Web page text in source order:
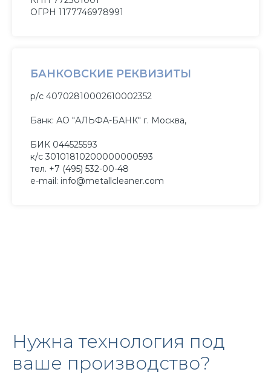
ОГРН 1177746978991
БАНКОВСКИЕ РЕКВИЗИТЫ
р/с 40702810002610002352
Банк: АО "АЛЬФА-БАНК" г. Москва,
БИК 044525593
к/с 30101810200000000593
тел. +7 (495) 532-00-48
e-mail: info@metallcleaner.com
Нужна технология под
ваше производство?